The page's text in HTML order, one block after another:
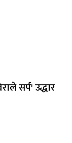
सर्प' उद्धार